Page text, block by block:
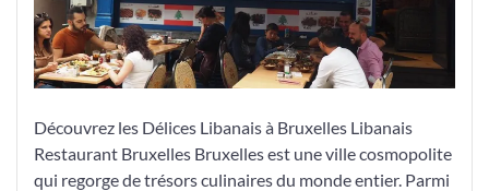
Un
Voyage
Culinaire
Inoubliable
Découvrez les Délices Libanais à Bruxelles Libanais
Restaurant Bruxelles Bruxelles est une ville cosmopolite
qui regorge de trésors culinaires du monde entier. Parmi